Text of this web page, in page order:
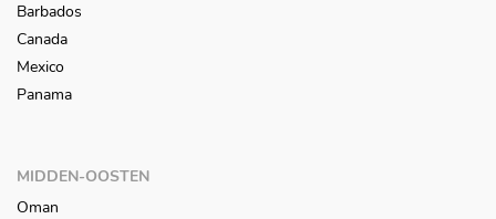
Barbados
Canada
Mexico
Panama
MIDDEN-OOSTEN
Oman